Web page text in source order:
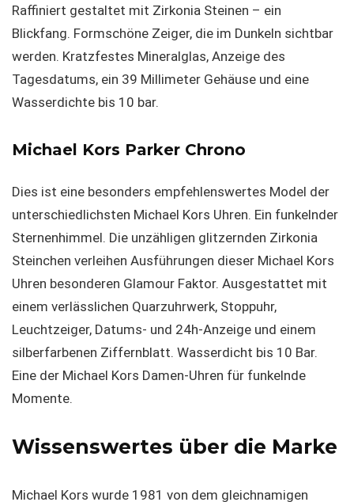
Raffiniert gestaltet mit Zirkonia Steinen – ein
Blickfang. Formschöne Zeiger, die im Dunkeln sichtbar
werden. Kratzfestes Mineralglas, Anzeige des
Tagesdatums, ein 39 Millimeter Gehäuse und eine
Wasserdichte bis 10 bar.
Michael Kors Parker Chrono
Dies ist eine besonders empfehlenswertes Model der
unterschiedlichsten Michael Kors Uhren. Ein funkelnder
Sternenhimmel. Die unzähligen glitzernden Zirkonia
Steinchen verleihen Ausführungen dieser Michael Kors
Uhren besonderen Glamour Faktor. Ausgestattet mit
einem verlässlichen Quarzuhrwerk, Stoppuhr,
Leuchtzeiger, Datums- und 24h-Anzeige und einem
silberfarbenen Ziffernblatt. Wasserdicht bis 10 Bar.
Eine der Michael Kors Damen-Uhren für funkelnde
Momente.
Wissenswertes über die Marke
Michael Kors wurde 1981 von dem gleichnamigen